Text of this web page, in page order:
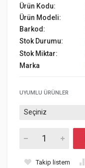
Ürün Kodu:
Ürün Modeli:
Barkod:
Stok Durumu:
Stok Miktar:
Marka
UYUMLU ÜRÜNLER
Takip listem